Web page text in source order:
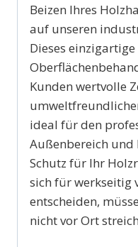
Beizen Ihres
auf unseren
Dieses einzigartige
Kunden wertvolle
ideal für den
Außenbereich
Schutz für Ihr
sich für werkseitig
entscheiden,
nicht vor Ort